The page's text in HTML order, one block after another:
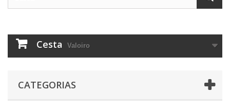
Cesta Valoiro
CATEGORIAS